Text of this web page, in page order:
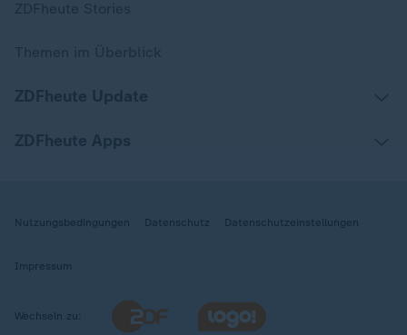
Nutzungsbedingungen Datenschutz Datenschutzeinstellungen
Impressum
Wechseln zu: